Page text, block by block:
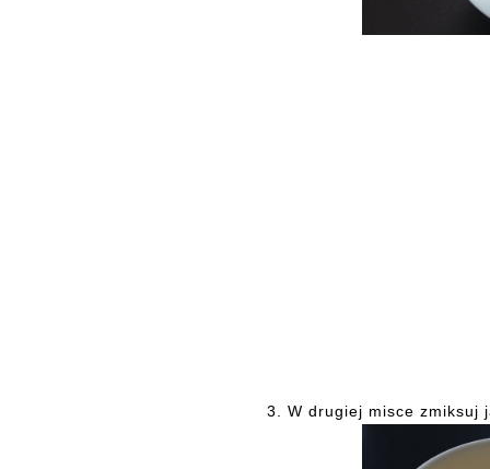
3. W drugiej misce zmiksuj